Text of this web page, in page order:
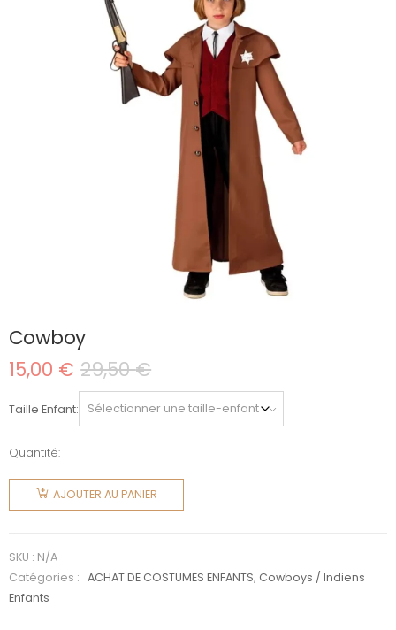
Cowboy
29,50€
Le
initial
15,00 €
Le
actuel
Taille Enfant
Quantité:
quantité
Cowboy
AJOUTER AU PANIER
SKU : N/A
Catégories :
ACHAT DE COSTUMES ENFANTS, Cowboys / Indiens
Enfants